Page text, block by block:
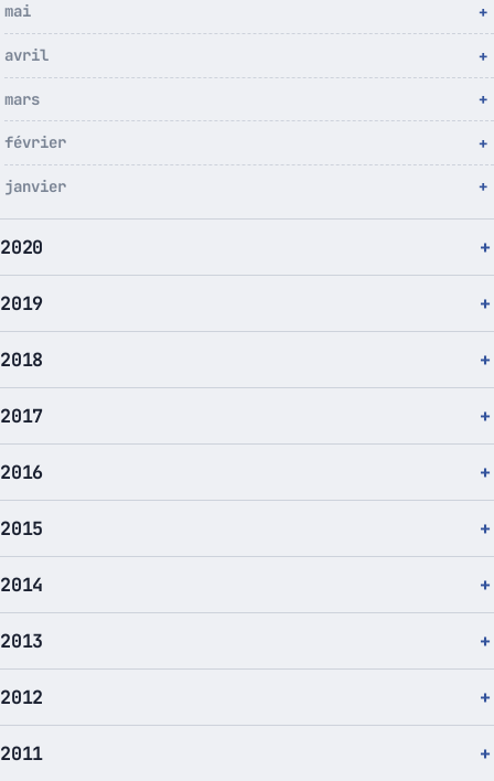
mai
avril
mars
février
janvier
2020
2019
2018
2017
2016
2015
2014
2013
2012
2011